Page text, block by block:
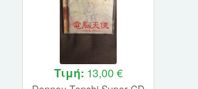
Τιμή: 13,00 €